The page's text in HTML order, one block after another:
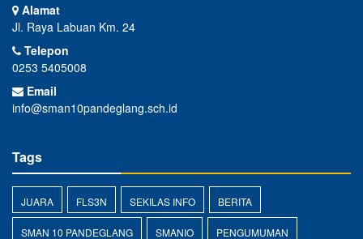
Alamat
Jl. Raya Labuan Km. 24
Telepon
0253 5405008
Email
info@sman10pandeglang.sch.id
Tags
JUARA FLS3N SEKILAS INFO BERITA
SMAN 10 PANDEGLANG SMANIO PENGUMUMAN